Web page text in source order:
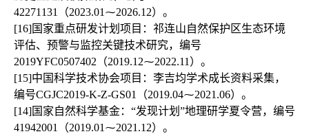
42271131（2023.01⁓2026.12）。
[16]国家重点研发计划项目：祁连山自然保护区生态环境
评估、预警与监控关键技术研究，编号
2019YFC0507402（2019.12⁓2022.11）。
[15]中国科学技术协会项目：李吉均学术成长资料采集，
编号CGJC2019-K-Z-GS01（2019.04⁓2021.06）。
[14]国家自然科学基金：“发现计划”地理研学夏令营，编号
41942001（2019.01⁓2021.12）。